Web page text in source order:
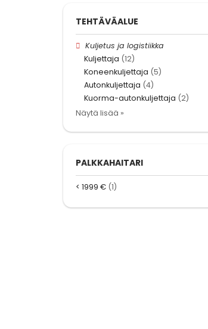
TEHTÄVÄALUE
Kuljetus ja logistiikka
Kuljettaja (12)
Koneenkuljettaja (5)
Autonkuljettaja (4)
Kuorma-autonkuljettaja (2)
Näytä lisää »
PALKKAHAITARI
< 1999 € (1)